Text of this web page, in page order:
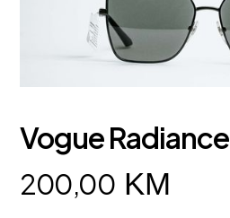
Vogue Radiance
200,00 KM